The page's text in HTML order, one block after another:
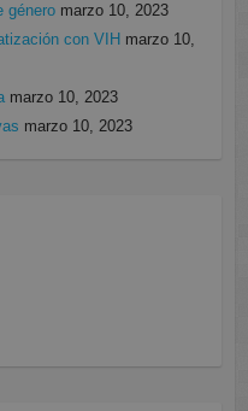
género marzo 10, 2023
con VIH marzo 10,
marzo 10, 2023
marzo 10, 2023